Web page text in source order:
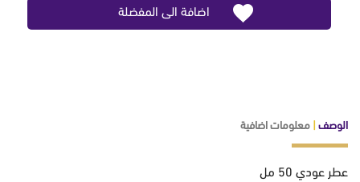
اضافة الى المفضلة
الوصف|معلومات اضافية
عطر عودي 50 مل